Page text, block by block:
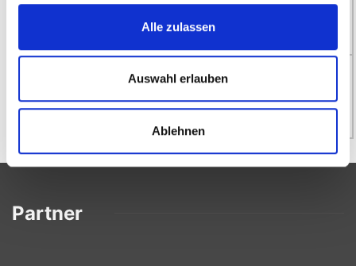
Alle zulassen
Auswahl erlauben
Ablehnen
Uhr (Winter)
BBS-Halle
Partner